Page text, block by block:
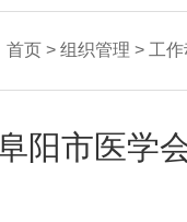
首页 > 组织管理 > 工
阳市医学